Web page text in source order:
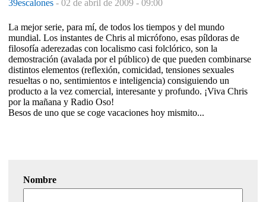
39escalones - 02 de abril de 2009 - 09:00
La mejor serie, para mí, de todos los tiempos y del mundo
mundial. Los instantes de Chris al micrófono, esas píldoras de
filosofía aderezadas con localismo casi folclórico, son la
demostración (avalada por el público) de que pueden combinarse
distintos elementos (reflexión, comicidad, tensiones sexuales
resueltas o no, sentimientos e inteligencia) consiguiendo un
producto a la vez comercial, interesante y profundo. ¡Viva Chris
por la mañana y Radio Oso!
Besos de uno que se coge vacaciones hoy mismito...
Nombre